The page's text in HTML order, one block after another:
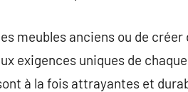
meubles anciens ou de
exigences uniques de
à la fois attrayantes et